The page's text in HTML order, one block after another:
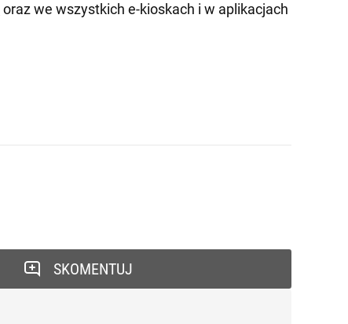
oraz we wszystkich e-kioskach i w aplikacjach
SKOMENTUJ